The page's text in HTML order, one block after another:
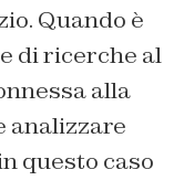
Quando è
di ricerche al
alla
analizzare
questo caso